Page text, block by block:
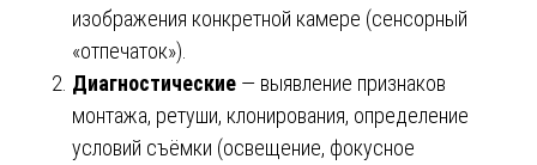
изображения конкретной камере (сенсорный
«отпечаток»).
Диагностические — выявление признаков
монтажа, ретуши, клонирования, определение
условий съёмки (освещение, фокусное